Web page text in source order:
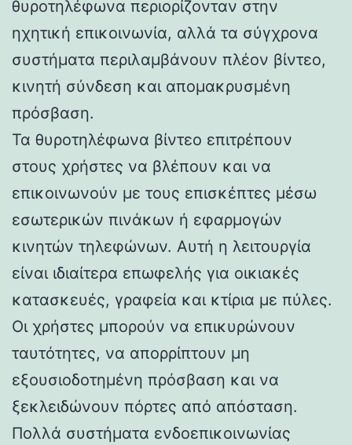
θυροτηλέφωνα περιορίζονταν στην
ηχητική επικοινωνία, αλλά τα σύγχρονα
συστήματα περιλαμβάνουν πλέον βίντεο,
κινητή σύνδεση και απομακρυσμένη
πρόσβαση.
Τα θυροτηλέφωνα βίντεο επιτρέπουν
στους χρήστες να βλέπουν και να
επικοινωνούν με τους επισκέπτες μέσω
εσωτερικών πινάκων ή εφαρμογών
κινητών τηλεφώνων. Αυτή η λειτουργία
είναι ιδιαίτερα επωφελής για οικιακές
κατασκευές, γραφεία και κτίρια με πύλες.
Οι χρήστες μπορούν να επικυρώνουν
ταυτότητες, να απορρίπτουν μη
εξουσιοδοτημένη πρόσβαση και να
ξεκλειδώνουν πόρτες από απόσταση.
Πολλά συστήματα ενδοεπικοινωνίας